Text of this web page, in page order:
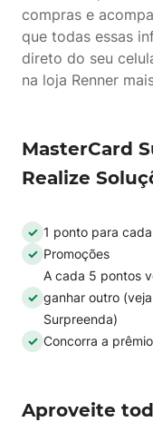
compras e
que todas essas
direto do seu
na loja Renner
MasterCard
Realize
1 ponto para
Promoções
A cada 5 pontos
ganhar outro
Surpreenda)
Concorra a
Aproveite